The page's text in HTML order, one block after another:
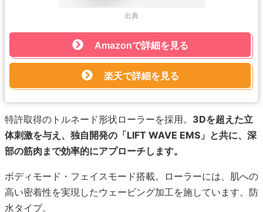
出典
Amazonで詳細を見る
楽天で詳細を見る
特許取得のトルネード形状ローラーを採用。 3Dを超えた立
体刺激を与え、独自開発の「LIFT WAVE EMS」と共に、深
部の筋肉まで効率的にアプローチします。
ボディモード・フェイスモード搭載。ローラーには、肌への
高い密着性を実現したウェービング加工を施しています。防
水タイプ。